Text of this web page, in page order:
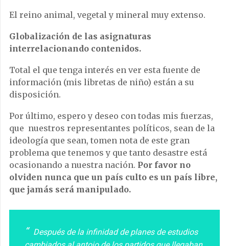
El reino animal, vegetal y mineral muy extenso.
Globalización de las asignaturas
interrelacionando contenidos.
Total el que tenga interés en ver esta fuente de
información (mis libretas de niño) están a su
disposición.
Por último, espero y deseo con todas mis fuerzas,
que nuestros representantes políticos, sean de la
ideología que sean, tomen nota de este gran
problema que tenemos y que tanto desastre está
ocasionando a nuestra nación. Por favor no
olviden nunca que un país culto es un país libre,
que jamás será manipulado.
Después de la infinidad de planes de estudios